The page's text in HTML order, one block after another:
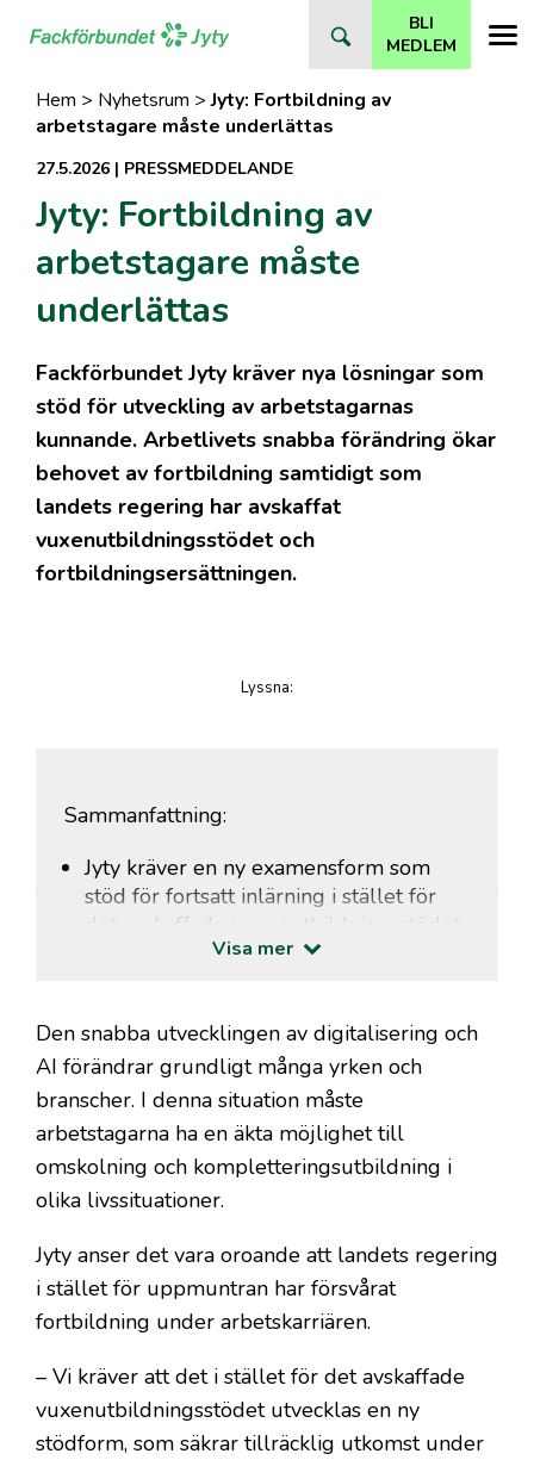
BLI
MEDLEM
Hem > Nyhetsrum >Jyty: Fortbildning av
arbetstagare måste underlättas
27.5.2026 | PRESSMEDDELANDE
Jyty: Fortbildning av
arbetstagare måste
underlättas
Fackförbundet Jyty kräver nya lösningar som
stöd för utveckling av arbetstagarnas
kunnande. Arbetlivets snabba förändring ökar
behovet av fortbildning samtidigt som
landets regering har avskaffat
vuxenutbildningsstödet och
fortbildningsersättningen.
Lyssna:
Sammanfattning:
Jyty kräver en ny examensform som
stöd för fortsatt inlärning i stället för
det avskaffade vuxenutbildningsstödet.
Digitaliseringen och AI förändrar
De nuvarande stödformerna räcker inte
att säkra en uppdatering av kunnandet
under arbetskarriären.
Också arbetsgivarnas möjligheter att
ordna kompletteringsutbildning bör
förstärkas.
Visa mer
Den snabba utvecklingen av digitalisering och
AI förändrar grundligt många yrken och
branscher. I denna situation måste
arbetstagarna ha en äkta möjlighet till
omskolning och kompletteringsutbildning i
olika livssituationer.
Jyty anser det vara oroande att landets regering
i stället för uppmuntran har försvårat
fortbildning under arbetskarriären.
– Vi kräver att det i stället för det avskaffade
vuxenutbildningsstödet utvecklas en ny
stödform, som säkrar tillräcklig utkomst under